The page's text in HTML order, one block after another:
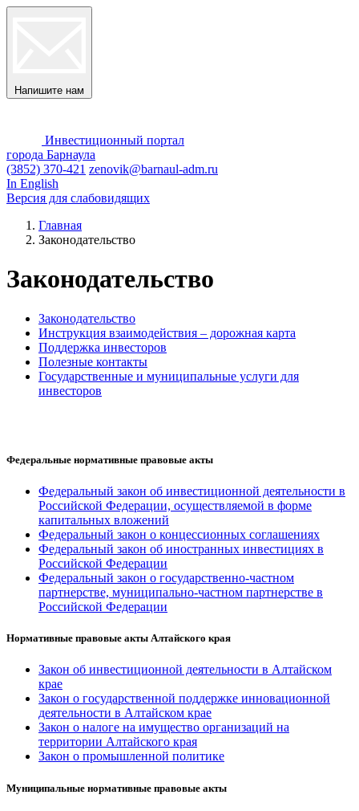
Напишите нам
Инвестиционный портал
города Барнаула
(3852) 370-421 zenovik@barnaul-adm.ru
In English
Версия для слабовидящих
Главная
Законодательство
Законодательство
Законодательство
Инструкция взаимодействия – дорожная карта
Поддержка инвесторов
Полезные контакты
Государственные и муниципальные услуги для
инвесторов
Федеральные нормативные правовые акты
Федеральный закон об инвестиционной деятельности в
Российской Федерации, осуществляемой в форме
капитальных вложений
Федеральный закон о концессионных соглашениях
Федеральный закон об иностранных инвестициях в
Российской Федерации
Федеральный закон о государственно-частном
партнерстве, муниципально-частном партнерстве в
Российской Федерации
Нормативные правовые акты Алтайского края
Закон об инвестиционной деятельности в Алтайском
крае
Закон о государственной поддержке инновационной
деятельности в Алтайском крае
Закон о налоге на имущество организаций на
территории Алтайского края
Закон о промышленной политике
Муниципальные нормативные правовые акты